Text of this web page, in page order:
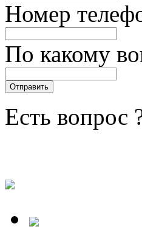
Номер
По какому
Есть вопрос